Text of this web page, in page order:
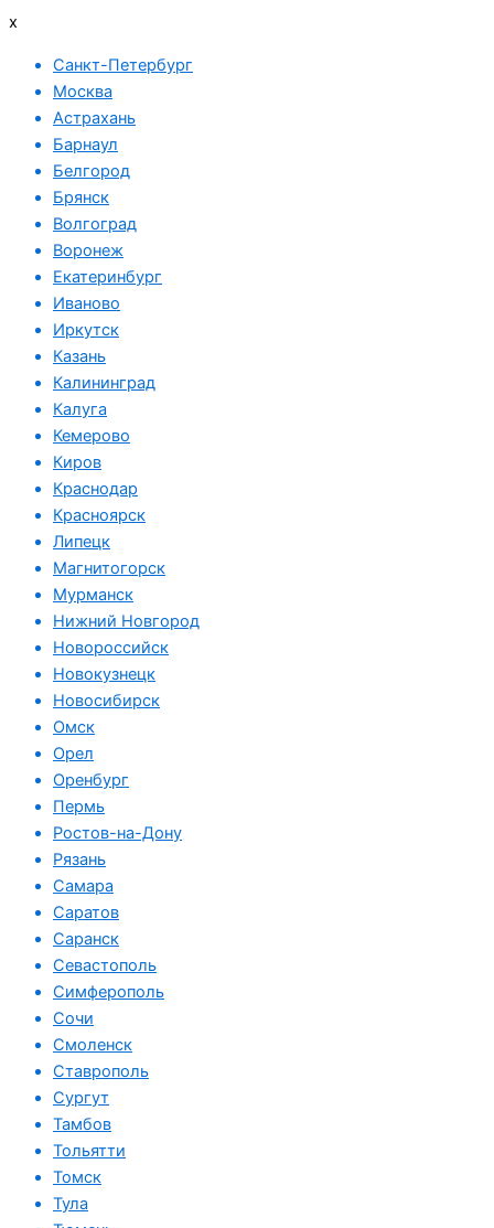
x
Санкт-Петербург
Москва
Астрахань
Барнаул
Белгород
Брянск
Волгоград
Воронеж
Екатеринбург
Иваново
Иркутск
Казань
Калининград
Калуга
Кемерово
Киров
Краснодар
Красноярск
Липецк
Магнитогорск
Мурманск
Нижний Новгород
Новороссийск
Новокузнецк
Новосибирск
Омск
Орел
Оренбург
Пермь
Ростов-на-Дону
Рязань
Самара
Саратов
Саранск
Севастополь
Симферополь
Сочи
Смоленск
Ставрополь
Сургут
Тамбов
Тольятти
Томск
Тула